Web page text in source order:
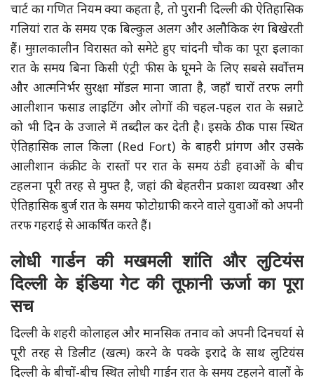
चार्ट का गणित नियम क्या कहता है, तो पुरानी दिल्ली की ऐतिहासिक
गलियां रात के समय एक बिल्कुल अलग और अलौकिक रंग बिखेरती
हैं। मुग़लकालीन विरासत को समेटे हुए चांदनी चौक का पूरा इलाका
रात के समय बिना किसी एंट्री फीस के घूमने के लिए सबसे सर्वोत्तम
और आत्मनिर्भर सुरक्षा मॉडल माना जाता है, जहाँ चारों तरफ लगी
आलीशान फसाड लाइटिंग और लोगों की चहल-पहल रात के सन्नाटे
को भी दिन के उजाले में तब्दील कर देती है। इसके ठीक पास स्थित
ऐतिहासिक लाल किला (Red Fort) के बाहरी प्रांगण और उसके
आलीशान कंक्रीट के रास्तों पर रात के समय ठंडी हवाओं के बीच
टहलना पूरी तरह से मुफ्त है, जहां की बेहतरीन प्रकाश व्यवस्था और
ऐतिहासिक बुर्ज रात के समय फोटोग्राफी करने वाले युवाओं को अपनी
तरफ गहराई से आकर्षित करते हैं।
लोधी गार्डन की मखमली शांति और लुटियंस
दिल्ली के इंडिया गेट की तूफानी ऊर्जा का पूरा
सच
दिल्ली के शहरी कोलाहल और मानसिक तनाव को अपनी दिनचर्या से
पूरी तरह से डिलीट (खत्म) करने के पक्के इरादे के साथ लुटियंस
दिल्ली के बीचों-बीच स्थित लोधी गार्डन रात के समय टहलने वालों के